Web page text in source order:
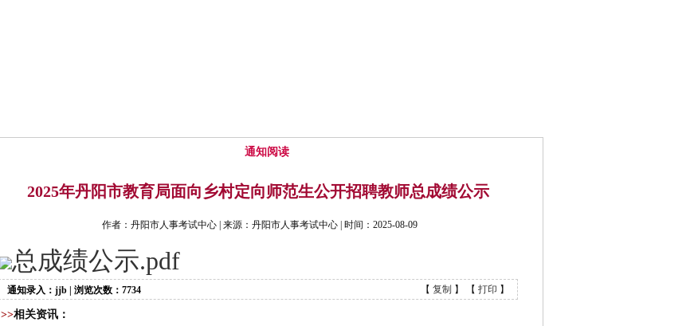
通知阅读
2025年丹阳市教育局面向乡村定向师范生公开招聘教师总成绩公示
作者：丹阳市人事考试中心 | 来源：丹阳市人事考试中心 | 时间：2025-08-09
总成绩公示.pdf
通知录入：jjb | 浏览次数：7734 【 复制 】 【 打印 】
>>相关资讯：